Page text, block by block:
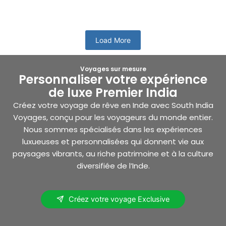
Load More
Voyages sur mesure
Personnaliser votre expérience
de luxe Premier India
Créez votre voyage de rêve en Inde avec South India
Voyages, conçu pour les voyageurs du monde entier.
Nous sommes spécialisés dans les expériences
luxueuses et personnalisées qui donnent vie aux
paysages vibrants, au riche patrimoine et à la culture
diversifiée de l’Inde.
Créez votre voyage Exclusive